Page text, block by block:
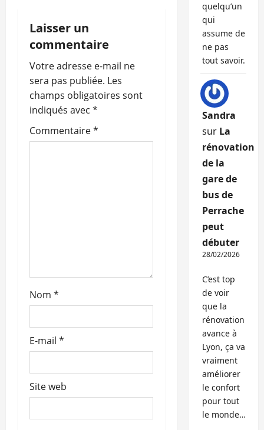
t
i
o
n
d
’
l
Laisser un
commentaire
Votre adresse e-mail ne
sera pas publiée. Les
champs obligatoires sont
indiqués avec *
Commentaire*
Nom *
E-mail *
Site web
quelqu’un
qui
assume de
ne pas
tout savoir.
Sandra
sur La
rénovation
de la
gare de
bus de
Perrache
peut
débuter
28/02/2026
C’est top
de voir
que la
rénovation
avance à
Lyon, ça va
vraiment
améliorer
le confort
pour tout
le monde…